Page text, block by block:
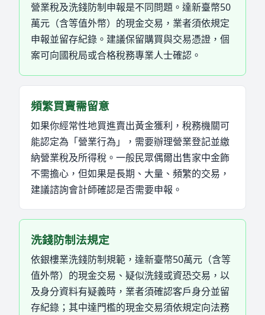
營業稅及洗錢防制申報是不同問題。達新臺幣50
萬元（含等值外幣）的現金交易，業者須依規定
申報並留存紀錄。建議保留購買與交易憑證，個
案可向國稅局或合格稅務專業人士確認。
頻繁買賣需留意
如果你經常性地買進賣出黃金獲利，稅務機關可
能認定為「營業行為」，需要辦理營業登記並繳
納營業稅及所得稅。一般民眾偶爾出售家中金飾
不需擔心，但如果是長期、大量、頻繁的交易，
建議諮詢會計師確認是否需要申報。
洗錢防制法規定
依銀樓業洗錢防制規範，達新臺幣50萬元（含等
值外幣）的現金交易、疑似洗錢或資恐交易，以
及身分資料有疑義時，業者須確認客戶身分並留
存紀錄；其中達門檻的現金交易須依規定向法務